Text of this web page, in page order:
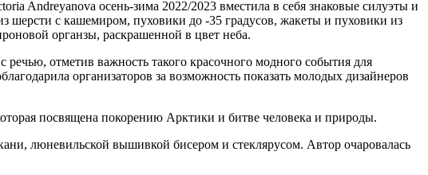
Andreyanova осень-зима 2022/2023 вместила в себя знаковые силуэты и
шерсти с кашемиром, пуховики до -35 градусов, жакеты и пуховики из
органзы, раскрашенной в цвет неба.
отметив важность такого красочного модного события для
организаторов за возможность показать молодых дизайнеров
посвящена покорению Арктики и битве человека и природы.
люневильской вышивкой бисером и стеклярусом. Автор очаровалась